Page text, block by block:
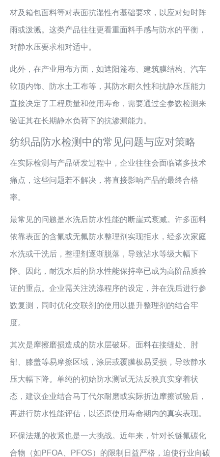
材及箱包面料等对表面抗湿性有基础要求，以应对短时阵
雨或泼溅。这类产品往往更看重面料手感与防水的平衡，
对静水压要求相对适中。
此外，在产业用布方面，如遮阳篷布、建筑膜结构、汽车
软顶内饰、防水土工布等，其防水耐久性和抗静水压能力
直接决定了工程质量和使用寿命，需要通过全参数检测来
验证其在长期静水负荷下的抗渗漏能力。
纺织品防水检测中的常见问题与应对策略
在实际检测与产品研发过程中，企业往往会面临诸多技术
痛点，这些问题若不解决，将直接影响产品的最终合格
率。
最常见的问题是水洗后防水性能的断崖式衰减。许多面料
依靠表面的含氟或无氟防水整理剂实现拒水，经多次家庭
水洗或干洗后，整理剂逐渐脱落，导致沾水等级大幅下
降。因此，耐洗水后的防水性能保持率已成为高阶品质验
证的重点。企业需关注洗涤程序的设定，并在洗后进行参
数复测，同时优化交联剂的使用以提升整理剂的结合牢
度。
其次是摩擦磨损造成的防水层破坏。面料在接缝处、肘
部、膝盖等易摩擦区域，涂层或覆膜极易受损，导致静水
压大幅下降。单纯的初始防水测试无法反映真实穿着状
态，建议企业结合马丁代尔耐磨或实际折边摩擦试验后，
再进行防水性能评估，以还原使用寿命期内的真实表现。
环保法规的收紧也是一大挑战。近年来，针对长链氟碳化
合物（如PFOA、PFOS）的限制日益严格，迫使行业向碳